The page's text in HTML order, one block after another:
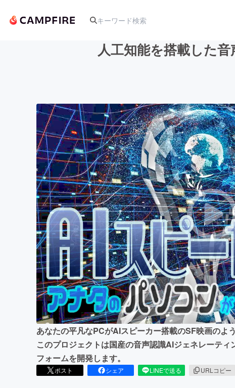
アート・写真
テクノロジー・ガジェット
映像・映画
ビジネス・起業
まちづくり・地域活性化
人工知能を搭載した
あなたの平凡なPCがAIスピーカー搭載のSF映画のよ
このプロジェクトは国産の音声認識AIジェネレーテ
フォームを開発します。
ポスト シェア LINEで送る URLコピー